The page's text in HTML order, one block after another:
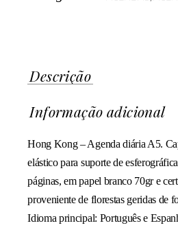
Descrição
Informação adicional
Hong Kong – Agenda diária A5.
elástico para suporte de
páginas, em papel branco 70gr e
proveniente de florestas geridas de
Idioma principal: Português e